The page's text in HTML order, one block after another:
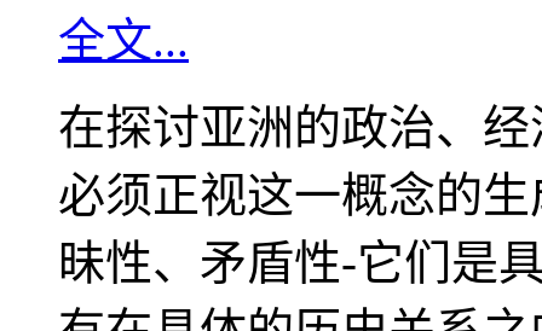
全文...
在探讨亚洲的政治、
必须正视这一概念的
昧性、矛盾性-它们是